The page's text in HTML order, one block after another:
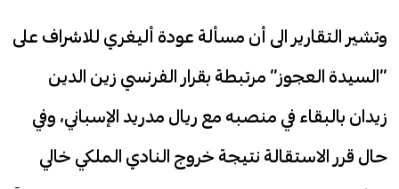
وتشير التقارير الى أن مسألة عودة أليغري للاشراف على
“السيدة العجوز” مرتبطة بقرار الفرنسي زين الدين
زيدان بالبقاء في منصبه مع ريال مدريد الإسباني، وفي
حال قرر الاستقالة نتيجة خروج النادي الملكي خالي